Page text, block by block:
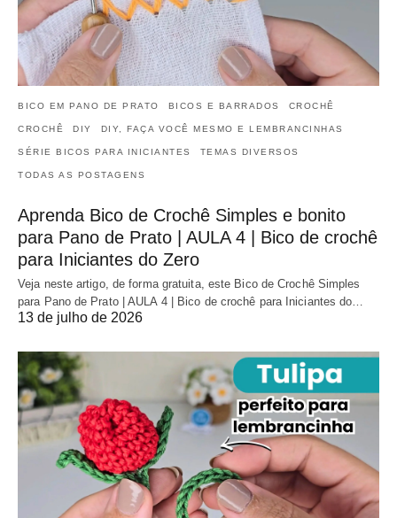
BICO EM PANO DE PRATO BICOS E BARRADOS CROCHÊ
CROCHÊ DIY DIY, FAÇA VOCÊ MESMO E LEMBRANCINHAS
SÉRIE BICOS PARA INICIANTES TEMAS DIVERSOS
TODAS AS POSTAGENS
Aprenda Bico de Crochê Simples e bonito
para Pano de Prato | AULA 4 | Bico de crochê
para Iniciantes do Zero
Veja neste artigo, de forma gratuita, este Bico de Crochê Simples
para Pano de Prato | AULA 4 | Bico de crochê para Iniciantes do…
13 de julho de 2026